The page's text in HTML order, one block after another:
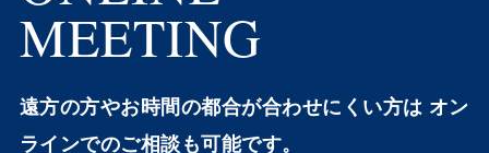
MEETING
遠方の方やお時間の都合が合わせにくい方は オン
ラインでのご相談も可能です。